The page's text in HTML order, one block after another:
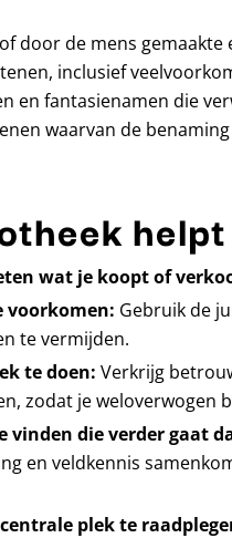
door de mens
inclusief
en fantasienamen die
waarvan de
wat je koopt of
voorkomen: Gebruik de
te vermijden.
te doen: Verkrijg
zodat je weloverwogen
vinden die verder gaat
en veldkennis
plek te